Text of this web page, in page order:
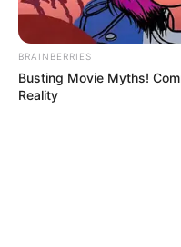
CANAL DEL DIQUE
MINISTERIO DE
MANTÉNGASE EN
BRAINBERRIES
Busting Movie Myths!
Reality